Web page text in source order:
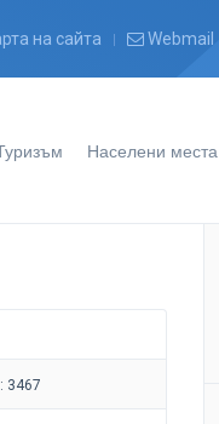
на сайта Webmail
Населени места
3467